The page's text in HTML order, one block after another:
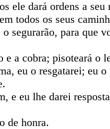
ele dará ordens a seu
todos os seus
segurarão, para que
e a cobra; pisoteará o
eu o resgatarei; eu
e eu lhe darei
de honra.